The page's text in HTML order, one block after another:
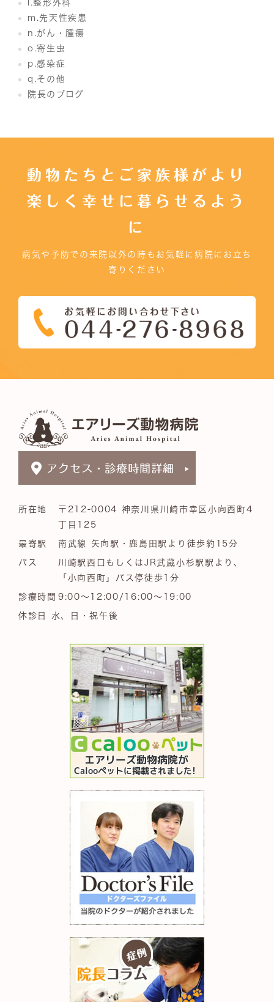
l.整形外科
m.先天性疾患
n.がん・腫瘍
o.寄生虫
p.感染症
q.その他
院長のブログ
動物たちとご家族様がより
楽しく幸せに暮らせるよう
に
病気や予防での来院以外の時もお気軽に病院にお立ち
寄りください
所在地
〒212-0004 神奈川県川崎市幸区小向西町4
丁目125
最寄駅 南武線 矢向駅・鹿島田駅より徒歩約15分
バス
川崎駅西口もしくはJR武蔵小杉駅駅より、
「小向西町」バス停徒歩1分
診療時間 9:00～12:00/16:00～19:00
休診日 水、日・祝午後